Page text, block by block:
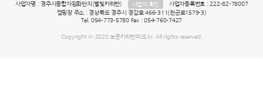
사업자명 : 경주시종합자원화단지(별빛카라반) 사업자 확인
사업자등록번호 : 222-82-78007
캠핑장 주소 : 경상북도 경주시 경감로 466-311(천군로1579-3)
Tel. 054-773-5780 Fax : 054-760-7427
Copyright © 2020 보문카라반파크.kr. All rights reserved.